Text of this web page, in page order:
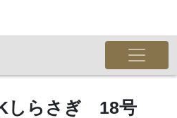
しらさぎ 18号